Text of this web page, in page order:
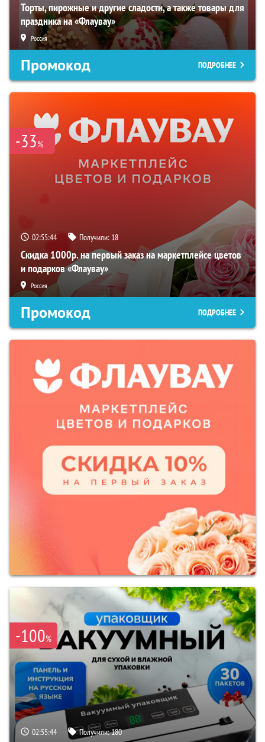
Торты, пирожные и другие сладости, а также товары для
праздника на «Флаувау»
Россия
Промокод ПОДРОБНЕЕ
-33%
02:55:43 Получили: 18
Скидка 1000р. на первый заказ на маркетплейсе цветов
и подарков «Флаувау»
Россия
Промокод ПОДРОБНЕЕ
-100%
02:55:43 Получили:180